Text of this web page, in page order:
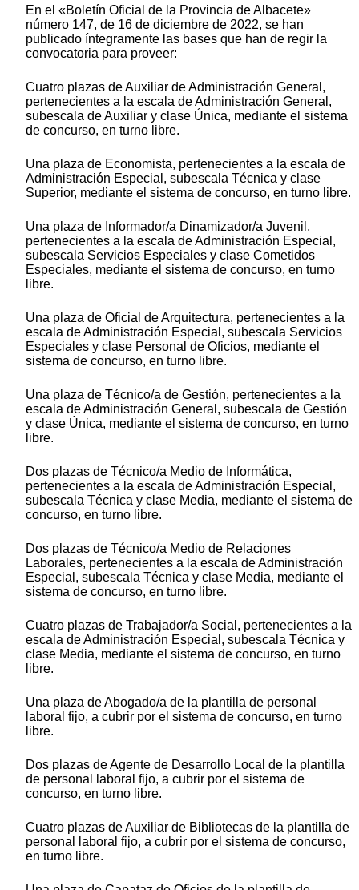
En el «Boletín Oficial de la Provincia de Albacete»
número 147, de 16 de diciembre de 2022, se han
publicado íntegramente las bases que han de regir la
convocatoria para proveer:
Cuatro plazas de Auxiliar de Administración General,
pertenecientes a la escala de Administración General,
subescala de Auxiliar y clase Única, mediante el sistema
de concurso, en turno libre.
Una plaza de Economista, pertenecientes a la escala de
Administración Especial, subescala Técnica y clase
Superior, mediante el sistema de concurso, en turno libre.
Una plaza de Informador/a Dinamizador/a Juvenil,
pertenecientes a la escala de Administración Especial,
subescala Servicios Especiales y clase Cometidos
Especiales, mediante el sistema de concurso, en turno
libre.
Una plaza de Oficial de Arquitectura, pertenecientes a la
escala de Administración Especial, subescala Servicios
Especiales y clase Personal de Oficios, mediante el
sistema de concurso, en turno libre.
Una plaza de Técnico/a de Gestión, pertenecientes a la
escala de Administración General, subescala de Gestión
y clase Única, mediante el sistema de concurso, en turno
libre.
Dos plazas de Técnico/a Medio de Informática,
pertenecientes a la escala de Administración Especial,
subescala Técnica y clase Media, mediante el sistema de
concurso, en turno libre.
Dos plazas de Técnico/a Medio de Relaciones
Laborales, pertenecientes a la escala de Administración
Especial, subescala Técnica y clase Media, mediante el
sistema de concurso, en turno libre.
Cuatro plazas de Trabajador/a Social, pertenecientes a la
escala de Administración Especial, subescala Técnica y
clase Media, mediante el sistema de concurso, en turno
libre.
Una plaza de Abogado/a de la plantilla de personal
laboral fijo, a cubrir por el sistema de concurso, en turno
libre.
Dos plazas de Agente de Desarrollo Local de la plantilla
de personal laboral fijo, a cubrir por el sistema de
concurso, en turno libre.
Cuatro plazas de Auxiliar de Bibliotecas de la plantilla de
personal laboral fijo, a cubrir por el sistema de concurso,
en turno libre.